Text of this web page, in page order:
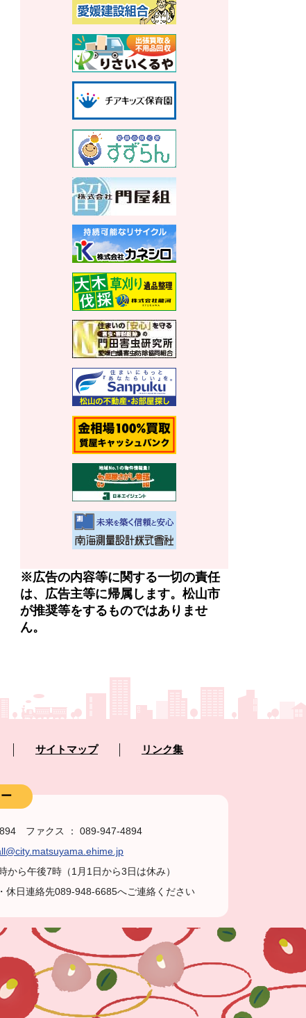
※広告の内容等に関する一切の責任
は、広告主等に帰属します。松山市
が推奨等をするものではありませ
ん。
サイトマップ リンク集
ファクス ： 089-947-4894
から午後7時（1月1日から3日は休み）
休日連絡先089-948-6685へご連絡ください